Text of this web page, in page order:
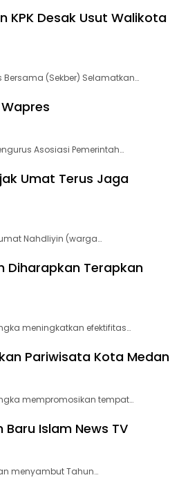
KPK Desak Usut Walikota
Bersama (Sekber) Selamatkan…
Asosiasi Pemerintah…
Umat Terus Jaga
Nahdliyin (warga…
Diharapkan Terapkan
meningkatkan efektifitas…
Pariwisata Kota Medan
mempromosikan tempat…
Islam News TV
menyambut Tahun…